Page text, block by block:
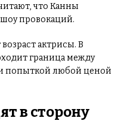
что Канны
провокаций.
актрисы. В
граница между
попыткой любой ценой
в сторону